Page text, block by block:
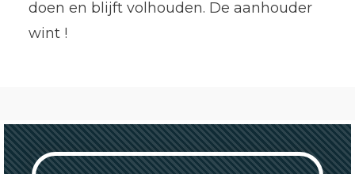
doen en blijft volhouden. De aanhouder
wint !